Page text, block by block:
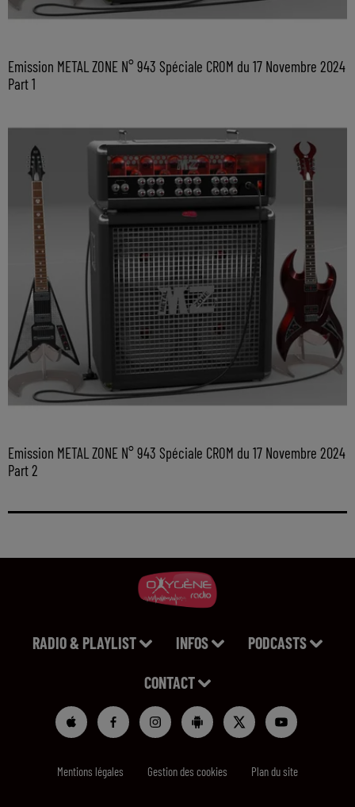
Emission METAL ZONE N° 943 Spéciale CROM du 17 Novembre 2024
Part 1
Emission METAL ZONE N° 943 Spéciale CROM du 17 Novembre 2024
Part 2
RADIO & PLAYLIST INFOS PODCASTS
CONTACT
Mentions légales Gestion des cookies Plan du site